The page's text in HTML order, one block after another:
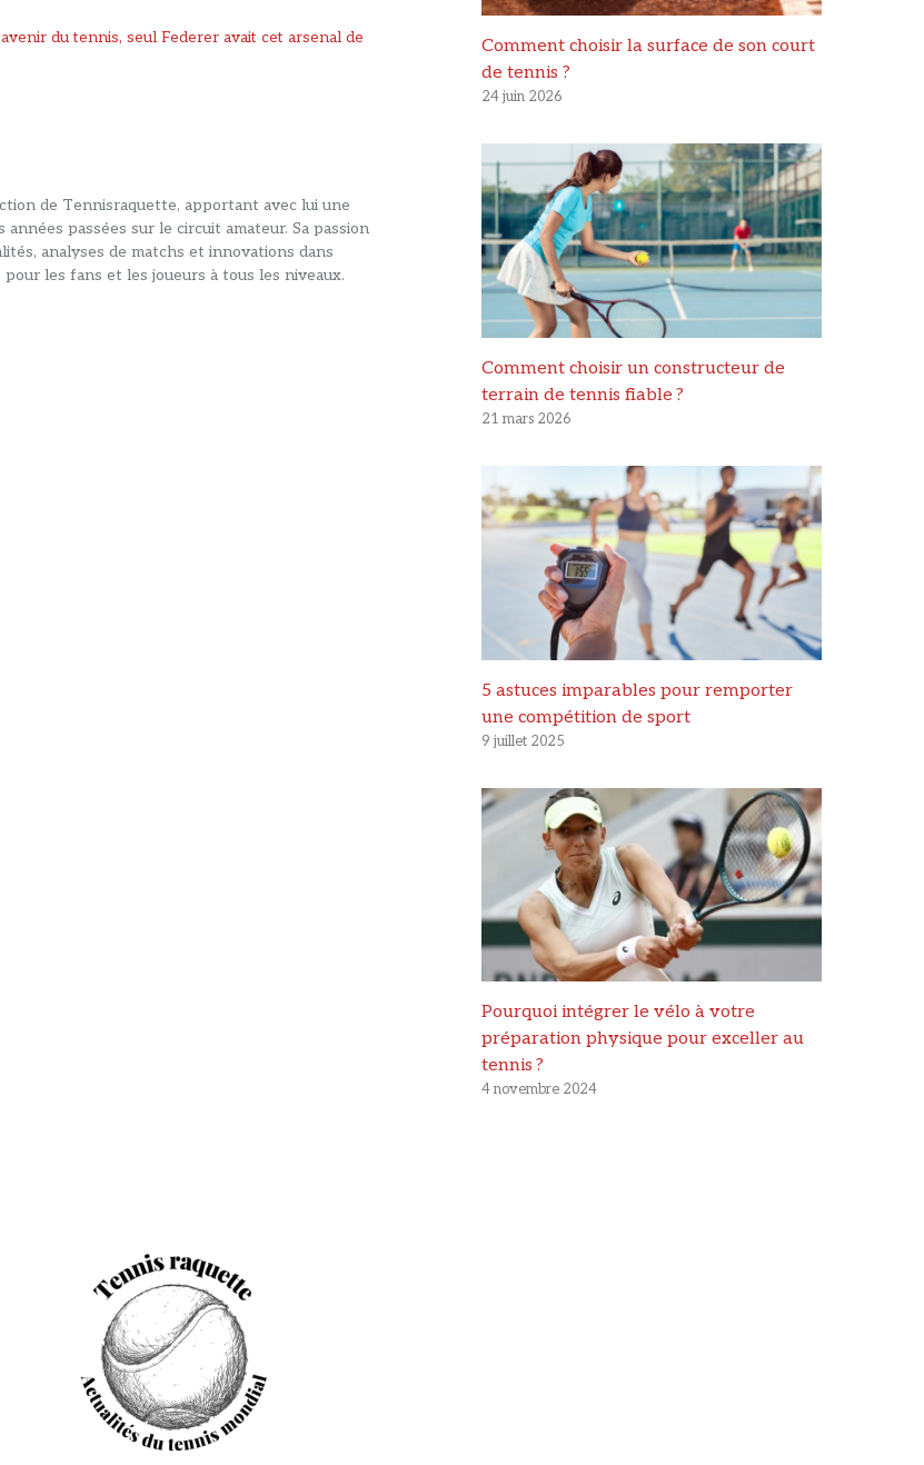
du tennis, seul Federer avait cet arsenal de
de Tennisraquette, apportant avec lui une
passées sur le circuit amateur. Sa passion
analyses de matchs et innovations dans
les fans et les joueurs à tous les niveaux.
Comment choisir la surface de son court
de tennis ?
24 juin 2026
Comment choisir un constructeur de
terrain de tennis fiable ?
21 mars 2026
5 astuces imparables pour remporter
une compétition de sport
9 juillet 2025
Pourquoi intégrer le vélo à votre
préparation physique pour exceller au
tennis ?
4 novembre 2024